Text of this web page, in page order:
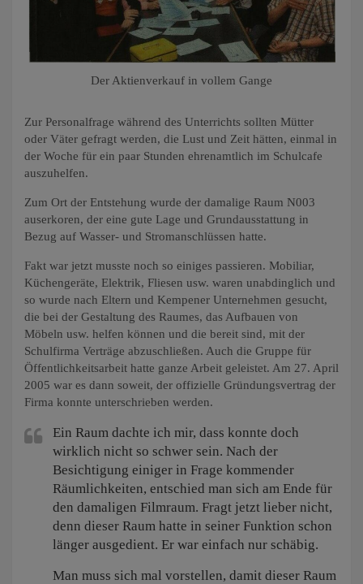
Der Aktienverkauf in vollem Gange
Zur Personalfrage während des Unterrichts sollten Mütter
oder Väter gefragt werden, die Lust und Zeit hätten, einmal in
der Woche für ein paar Stunden ehrenamtlich im Schulcafe
auszuhelfen.
Zum Ort der Entstehung wurde der damalige Raum N003
auserkoren, der eine gute Lage und Grundausstattung in
Bezug auf Wasser- und Stromanschlüssen hatte.
Fakt war jetzt musste noch so einiges passieren. Mobiliar,
Küchengeräte, Elektrik, Fliesen usw. waren unabdinglich und
so wurde nach Eltern und Kempener Unternehmen gesucht,
die bei der Gestaltung des Raumes, das Aufbauen von
Möbeln usw. helfen können und die bereit sind, mit der
Schulfirma Verträge abzuschließen. Auch die Gruppe für
Öffentlichkeitsarbeit hatte ganze Arbeit geleistet. Am 27. April
2005 war es dann soweit, der offizielle Gründungsvertrag der
Firma konnte unterschrieben werden.
Ein Raum dachte ich mir, dass konnte doch
wirklich nicht so schwer sein. Nach der
Besichtigung einiger in Frage kommender
Räumlichkeiten, entschied man sich am Ende für
den damaligen Filmraum. Fragt jetzt lieber nicht,
denn dieser Raum hatte in seiner Funktion schon
länger ausgedient. Er war einfach nur schäbig.
Man muss sich mal vorstellen, damit dieser Raum